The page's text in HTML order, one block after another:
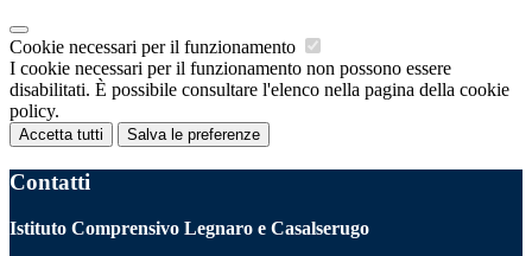
Cookie necessari per il funzionamento
I cookie necessari per il funzionamento non possono essere
disabilitati. È possibile consultare l'elenco nella pagina della cookie
policy.
Accetta tutti Salva le preferenze
Contatti
Istituto Comprensivo Legnaro e Casalserugo